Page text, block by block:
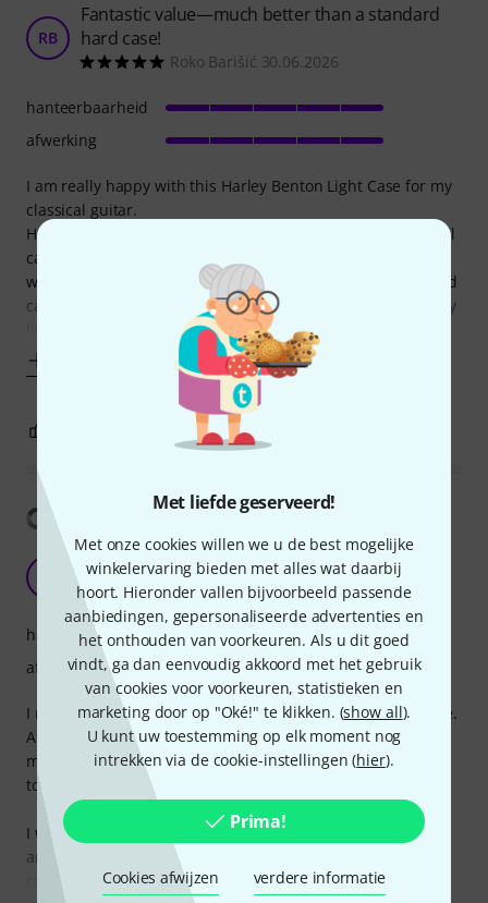
Met liefde geserveerd!
Met onze cookies willen we u de best mogelijke
winkelervaring bieden met alles wat daarbij
hoort. Hieronder vallen bijvoorbeeld passende
aanbiedingen, gepersonaliseerde advertenties en
het onthouden van voorkeuren. Als u dit goed
vindt, ga dan eenvoudig akkoord met het gebruik
van cookies voor voorkeuren, statistieken en
marketing door op "Oké!" te klikken. (show all).
U kunt uw toestemming op elk moment nog
intrekken via de cookie-instellingen (hier).
Prima!
Cookies afwijzen verdere informatie
RB
Fantastic value—much better than a standard
hard case!
Roko Barišić 30.06.2026
I am really happy with this Harley Benton Light Case for my
classical guitar.
Honestly, for me, it is much better than a normal hard shell
case or a standard gig bag.It gives you the best of both
worlds. It has the solid, rigid protection of a traditional hard
case to keep the guitar safe from bumps, but it is incredibly
lightweight. Carrying it around is so much
hanteerbaarheid
afwerking
EVALUATIE MELDEN
Vertaling tonen
Lightweight and durable case
Andrei Yurevich 15.01.2023
I needed a 7/8 La Mancha Rubinito LSM/63-CEN guitar case.
At first I looked for hard cases recommended by the
manufacturer, but they were not available. Then I decided
to turn my attention to this one.
I was attracted by the rigidity of the case, low weight, inner
and outer pockets, belt. And all this is offered at a
reasonable price. I asked Thomann's
hanteerbaarheid
afwerking